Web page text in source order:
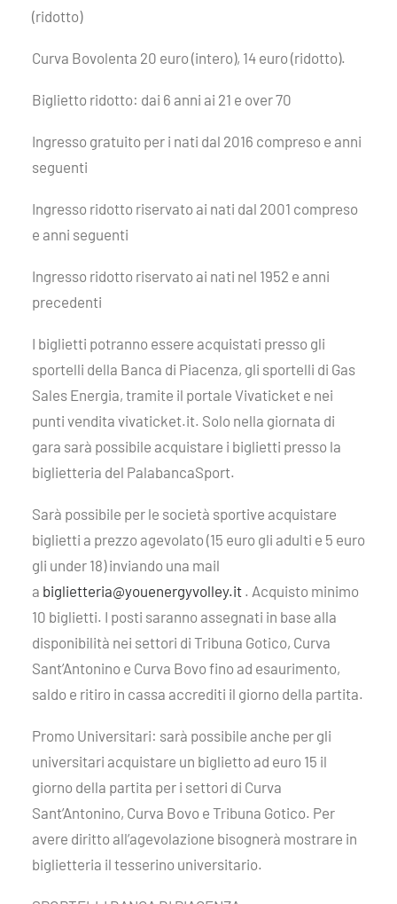
(ridotto)
Curva Bovolenta 20 euro (intero), 14 euro (ridotto).
Biglietto ridotto: dai 6 anni ai 21 e over 70
Ingresso gratuito per i nati dal 2016 compreso e anni
seguenti
Ingresso ridotto riservato ai nati dal 2001 compreso
e anni seguenti
Ingresso ridotto riservato ai nati nel 1952 e anni
precedenti
I biglietti potranno essere acquistati presso gli
sportelli della Banca di Piacenza, gli sportelli di Gas
Sales Energia, tramite il portale Vivaticket e nei
punti vendita vivaticket.it. Solo nella giornata di
gara sarà possibile acquistare i biglietti presso la
biglietteria del PalabancaSport.
Sarà possibile per le società sportive acquistare
biglietti a prezzo agevolato (15 euro gli adulti e 5 euro
gli under 18) inviando una mail
a biglietteria@youenergyvolley.it . Acquisto minimo
10 biglietti. I posti saranno assegnati in base alla
disponibilità nei settori di Tribuna Gotico, Curva
Sant’Antonino e Curva Bovo fino ad esaurimento,
saldo e ritiro in cassa accrediti il giorno della partita.
Promo Universitari: sarà possibile anche per gli
universitari acquistare un biglietto ad euro 15 il
giorno della partita per i settori di Curva
Sant’Antonino, Curva Bovo e Tribuna Gotico. Per
avere diritto all’agevolazione bisognerà mostrare in
biglietteria il tesserino universitario.